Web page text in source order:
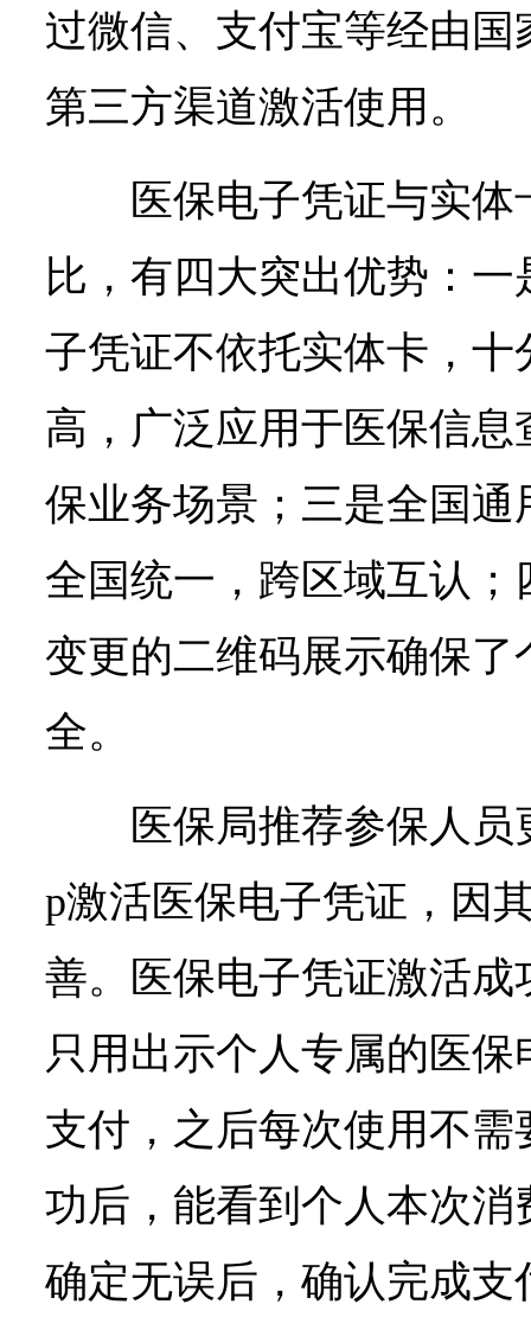
过微信、支付宝等经由
第三方渠道激活使用。
医保电子凭证与实
比，有四大突出优势：
子凭证不依托实体卡，
高，广泛应用于医保信
保业务场景；三是全国
全国统一，跨区域互认
变更的二维码展示确保
全。
医保局推荐参保人
p激活医保电子凭证，因
善。医保电子凭证激活
只用出示个人专属的医
支付，之后每次使用不
功后，能看到个人本次
确定无误后，确认完成